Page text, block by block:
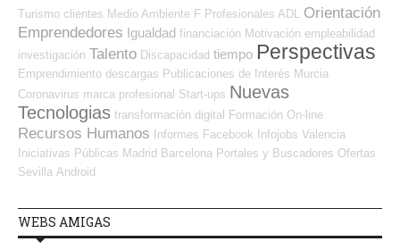
Turismo clientes Medio Ambiente F Profesionales ADL Orientación
Emprendedores Igualdad financiación Motivación empleabilidad
investigación Talento Discapacidad tiempo Perspectivas
Emprendimiento descargas Publicaciones de Interés Murcia
Coronavirus marca profesional Start-ups Nuevas
Tecnologias transformación digital Formación On-line
Recursos Humanos Informes Facebook Infojobs Valencia
Iniciativas Públicas Madrid Barcelona Portales y Buscadores Ofertas
Sevilla Android
WEBS AMIGAS